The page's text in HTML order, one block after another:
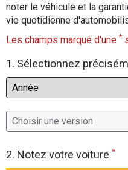
Electriques
Flottes
Auto
Services
Forum
noter le véhicule et la
vie quotidienne
Les champs marqué d'une *
1. Sélectionnez
2. Notez votre voiture *